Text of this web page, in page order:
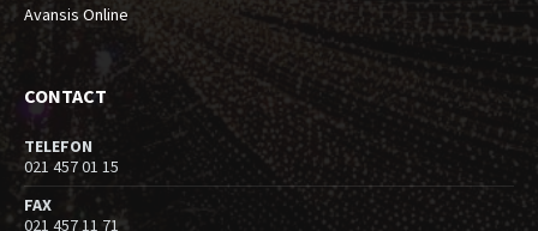
Avansis Online
CONTACT
TELEFON
021 457 01 15
FAX
021 457 11 71